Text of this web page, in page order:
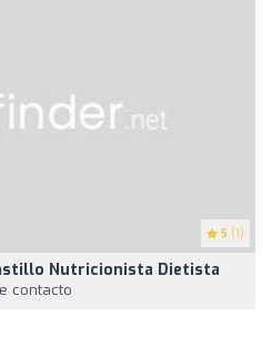
5 (1)
Nutricionista Dietista
contacto